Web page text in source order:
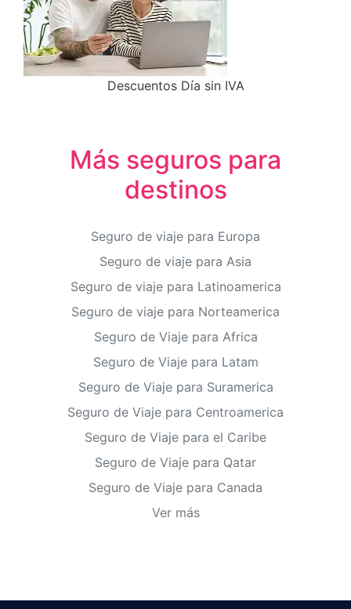
Descuentos Día sin IVA
Más seguros para
destinos
Seguro de viaje para Europa
Seguro de viaje para Asia
Seguro de viaje para Latinoamerica
Seguro de viaje para Norteamerica
Seguro de Viaje para Africa
Seguro de Viaje para Latam
Seguro de Viaje para Suramerica
Seguro de Viaje para Centroamerica
Seguro de Viaje para el Caribe
Seguro de Viaje para Qatar
Seguro de Viaje para Canada
Ver más